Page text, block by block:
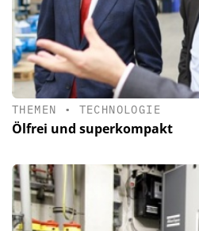
THEMEN • TECHNOLOGIE
Ölfrei und superkompakt